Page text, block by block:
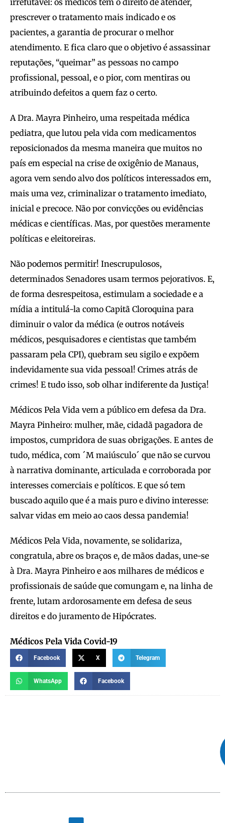
prescrever o tratamento mais indicado e os
pacientes, a garantia de procurar o melhor
atendimento. E fica claro que o objetivo é assassinar
reputações, “queimar” as pessoas no campo
profissional, pessoal, e o pior, com mentiras ou
atribuindo defeitos a quem faz o certo.
A Dra. Mayra Pinheiro, uma respeitada médica
pediatra, que lutou pela vida com medicamentos
reposicionados da mesma maneira que muitos no
país em especial na crise de oxigênio de Manaus,
agora vem sendo alvo dos políticos interessados em,
mais uma vez, criminalizar o tratamento imediato,
inicial e precoce. Não por convicções ou evidências
médicas e científicas. Mas, por questões meramente
políticas e eleitoreiras.
Não podemos permitir! Inescrupulosos,
determinados Senadores usam termos pejorativos. E,
de forma desrespeitosa, estimulam a sociedade e a
mídia a intitulá-la como Capitã Cloroquina para
diminuir o valor da médica (e outros notáveis
médicos, pesquisadores e cientistas que também
passaram pela CPI), quebram seu sigilo e expõem
indevidamente sua vida pessoal! Crimes atrás de
crimes! E tudo isso, sob olhar indiferente da Justiça!
Médicos Pela Vida vem a público em defesa da Dra.
Mayra Pinheiro: mulher, mãe, cidadã pagadora de
impostos, cumpridora de suas obrigações. E antes de
tudo, médica, com ´M maiúsculo´ que não se curvou
à narrativa dominante, articulada e corroborada por
interesses comerciais e políticos. E que só tem
buscado aquilo que é a mais puro e divino interesse:
salvar vidas em meio ao caos dessa pandemia!
Médicos Pela Vida, novamente, se solidariza,
congratula, abre os braços e, de mãos dadas, une-se
à Dra. Mayra Pinheiro e aos milhares de médicos e
profissionais de saúde que comungam e, na linha de
frente, lutam ardorosamente em defesa de seus
direitos e do juramento de Hipócrates.
Médicos Pela Vida Covid-19
Facebook X Telegram
WhatsApp Facebook